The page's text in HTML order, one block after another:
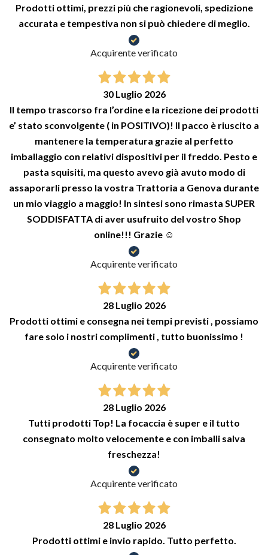
Prodotti ottimi, prezzi più che ragionevoli, spedizione
accurata e tempestiva non si può chiedere di meglio.
Acquirente verificato
30 Luglio 2026
Il tempo trascorso fra l’ordine e la ricezione dei prodotti
e’ stato sconvolgente ( in POSITIVO)! Il pacco è riuscito a
mantenere la temperatura grazie al perfetto
imballaggio con relativi dispositivi per il freddo. Pesto e
pasta squisiti, ma questo avevo già avuto modo di
assaporarli presso la vostra Trattoria a Genova durante
un mio viaggio a maggio! In sintesi sono rimasta SUPER
SODDISFATTA di aver usufruito del vostro Shop
online!!! Grazie ☺️
Acquirente verificato
28 Luglio 2026
Prodotti ottimi e consegna nei tempi previsti , possiamo
fare solo i nostri complimenti , tutto buonissimo !
Acquirente verificato
28 Luglio 2026
Tutti prodotti Top! La focaccia è super e il tutto
consegnato molto velocemente e con imballi salva
freschezza!
Acquirente verificato
28 Luglio 2026
Prodotti ottimi e invio rapido. Tutto perfetto.